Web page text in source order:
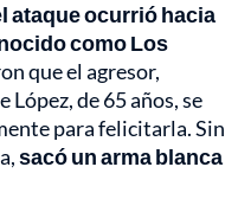
ataque ocurrió hacia
como Los
que el agresor,
de 65 años, se
para felicitarla. Sin
sacó un arma blanca